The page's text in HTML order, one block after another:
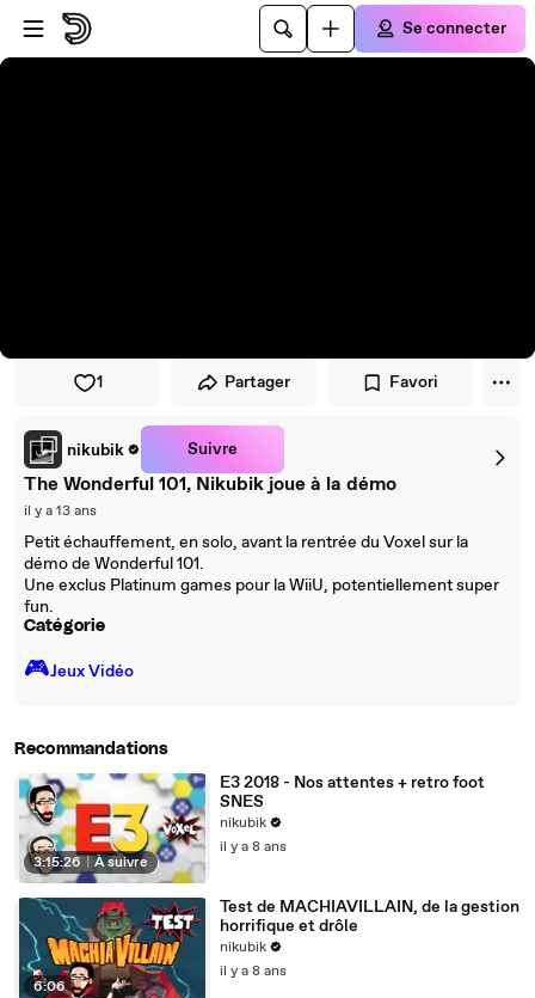
Passer au player
Passer au contenu principal
Se connecter
1 Partager Favori
nikubik Suivre
The Wonderful 101, Nikubik joue à la démo
il y a 13 ans
Petit échauffement, en solo, avant la rentrée du Voxel sur la
démo de Wonderful 101.
Une exclus Platinum games pour la WiiU, potentiellement super
fun.
Catégorie
🎮️Jeux Vidéo
Recommandations
3:15:26 À suivre
E3 2018 - Nos attentes + retro foot
SNES
nikubik
il y a 8 ans
6:06
Test de MACHIAVILLAIN, de la gestion
horrifique et drôle
nikubik
il y a 8 ans